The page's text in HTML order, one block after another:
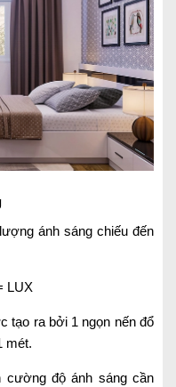
ánh sáng chiếu đến
LUX
tạo ra bởi 1 ngọn nến đổ
mét.
độ ánh sáng cần